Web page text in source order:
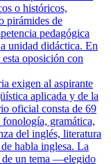
o históricos,
pirámides de
pedagógica
unidad didáctica. En
oposición con
exigen al aspirante
aplicada y de la
oficial consta de 69
fonología, gramática,
del inglés, literatura
habla inglesa. La
de un tema —elegido